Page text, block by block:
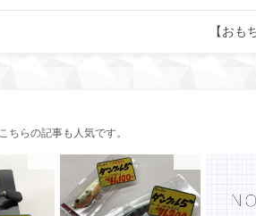
【お
こちらの記事も人気です。